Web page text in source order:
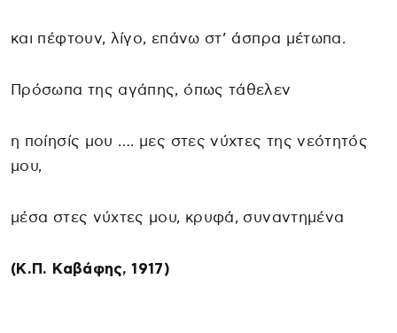
και πέφτουν, λίγο, επάνω στ’ άσπρα μέτωπα.
Πρόσωπα της αγάπης, όπως τάθελεν
η ποίησίς μου …. μες στες νύχτες της νεότητός
μου,
μέσα στες νύχτες μου, κρυφά, συναντημένα
(Κ.Π. Καβάφης, 1917)